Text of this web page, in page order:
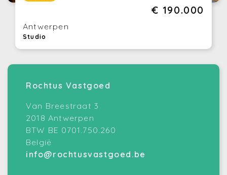
€ 190.000
Antwerpen
Studio
Rochtus Vastgoed
Van Breestraat 3
2018 Antwerpen
BTW BE 0701.750.260
België
info@rochtusvastgoed.be